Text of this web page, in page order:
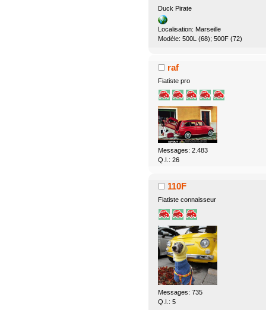
Duck Pirate
Localisation: Marseille
Modèle: 500L (68); 500F (72)
raf
Fiatiste pro
Messages: 2.483
Q.I.: 26
110F
Fiatiste connaisseur
Messages: 735
Q.I.: 5